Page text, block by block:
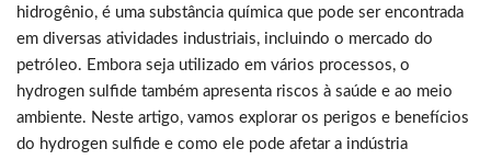
hidrogênio, é uma substância química que pode ser encontrada
em diversas atividades industriais, incluindo o mercado do
petróleo. Embora seja utilizado em vários processos, o
hydrogen sulfide também apresenta riscos à saúde e ao meio
ambiente. Neste artigo, vamos explorar os perigos e benefícios
do hydrogen sulfide e como ele pode afetar a indústria